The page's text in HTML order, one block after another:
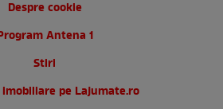
Despre cookie
Antena 1
Stiri
pe Lajumate.ro